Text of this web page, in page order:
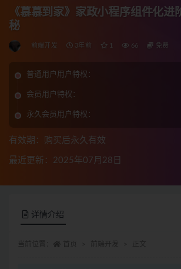
《慕慕到家》家政小程序组件化进
秘
前端开发 3年前 1 66 免费
普通用户用户特权：
会员用户特权：
永久会员用户特权：
有效期：购买后永久有效
最近更新：2025年07月28日
详情介绍